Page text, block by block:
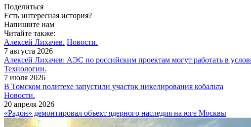
Поделиться
Есть интересная история?
Напишите нам
Читайте также:
Алексей Лихачев. Новости.
7 августа 2026
Алексей Лихачев: АЭС по российским проектам могут работать в
Технологии.
7 июля 2026
В Томском политехе запустили участок никелирования кобальта
Новости.
20 апреля 2026
«Радон» демонтировал объект ядерного наследия на юге Москвы